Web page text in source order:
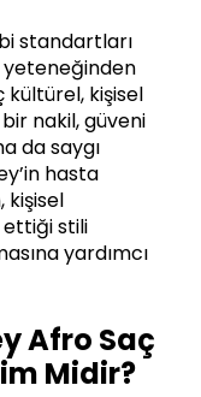
standartları
kişisel
nakil, güveni
da saygı
hasta
kişisel
stili
yardımcı
Afro Saç
Midir?